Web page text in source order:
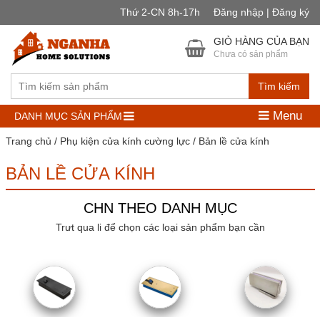
Thứ 2-CN 8h-17h Đăng nhập | Đăng ký
Tìm kiếm
GIỎ HÀNG CỦA BẠN
Chưa có sản phẩm
DANH MỤC SẢN PHẨM Menu
Trang chủ / Phụ kiện cửa kính cường lực/ Bản lề cửa kính
BẢN LỀ CỬA KÍNH
CHN THEO DANH MỤC
Trưt qua li để chọn các loại sản phẩm bạn cần